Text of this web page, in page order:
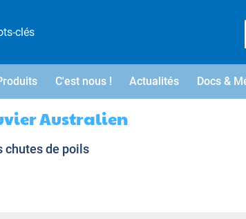
C'est nous ! Actualités Docs &
Australien
chutes de poils